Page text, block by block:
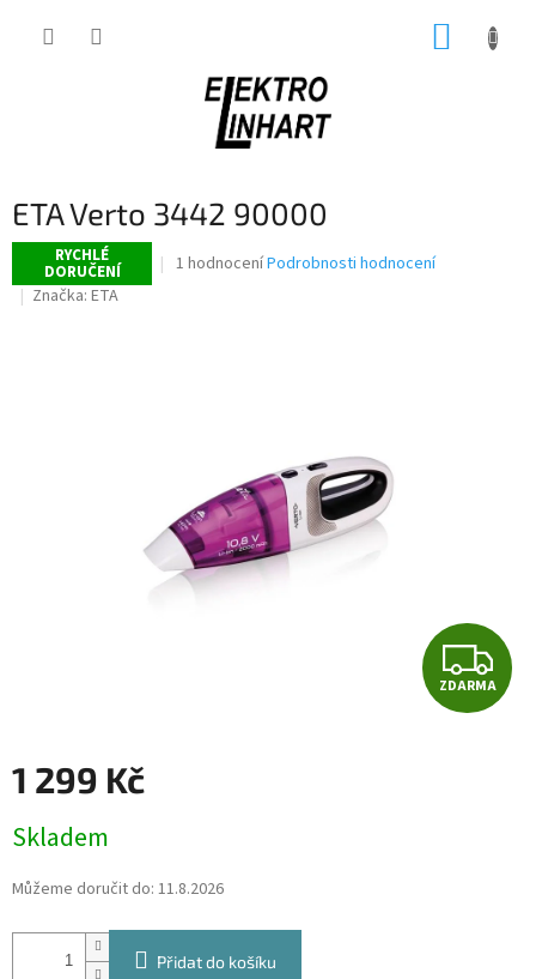
ETA Verto 3442 90000
RYCHLÉ
DORUČENÍ
Průměrné
1 hodnoceníPodrobnosti hodnocení
Značka: ETA
Z
D
ZDARMA
1 299 Kč
cena:
Skladem
Můžeme doručit do: 11.8.2026
Přidat do košíku